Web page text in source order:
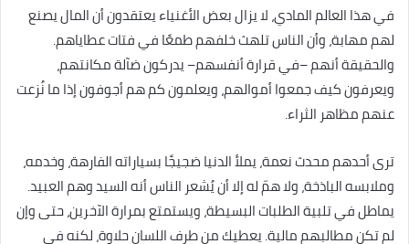
في هذا العالم المادي، لا يزال بعض الأغنياء يعتقدون أن المال يصنع
لهم مهابة، وأن الناس تلهث خلفهم طمعًا في فتات عطاياهم.
والحقيقة أنهم –في قرارة أنفسهم– يدركون ضآلة مكانتهم،
ويعرفون كيف جمعوا أموالهم، ويعلمون كم هم أجوفون إذا ما نُزعت
عنهم مظاهر الثراء.
ترى أحدهم محدث نعمة، يملأ الدنيا ضجيجًا بسياراته الفارهة، وخدمه،
وملابسه الباذخة، ولا همّ له إلا أن يُشعر الناس أنه السيد وهم العبيد.
يماطل في تلبية الطلبات البسيطة، ويستمتع بمرارة الآخرين، حتى وإن
لم تكن مطالبهم مالية. يعطيك من طرف اللسان حلاوة، لكنه في